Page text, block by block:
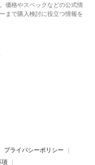
価格やスペックなどの公式情
まで購入検討に役立つ情報を
プライバシーポリシー
項